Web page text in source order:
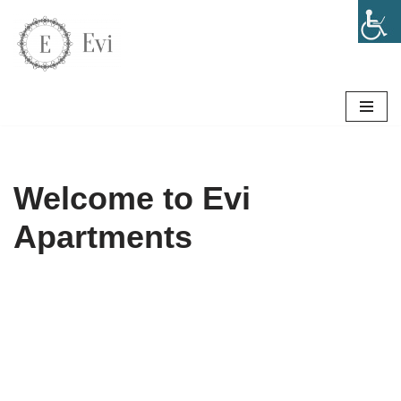
Μεταπηδήστε
στο
Welcome to Evi
Apartments